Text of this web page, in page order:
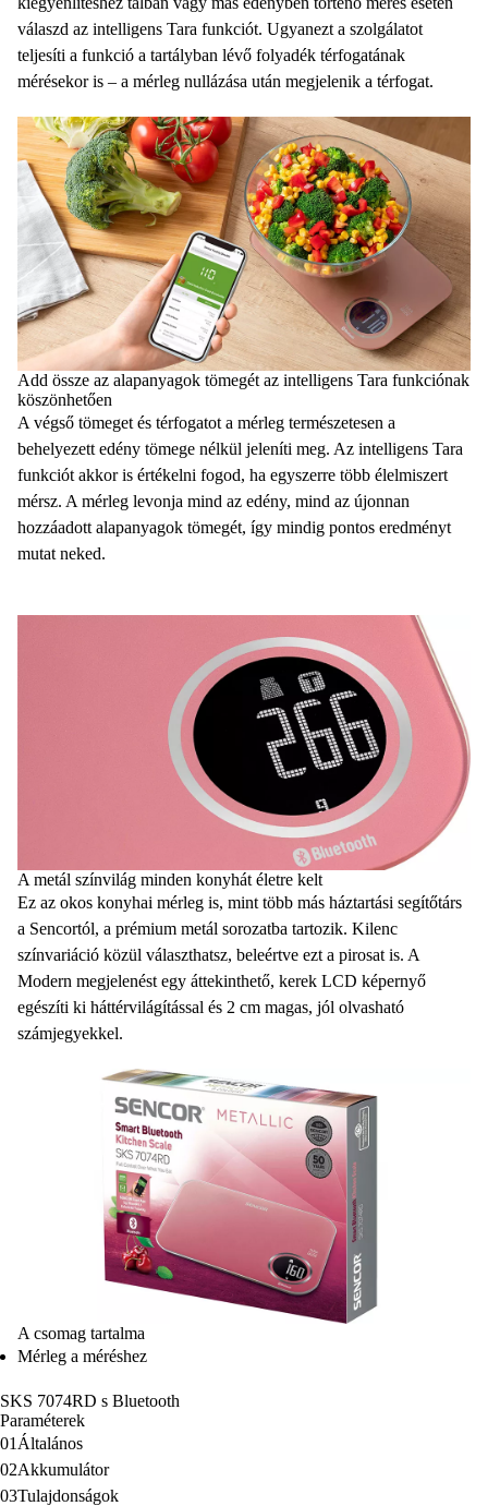
válaszd az intelligens Tara funkciót. Ugyanezt a szolgálatot
teljesíti a funkció a tartályban lévő folyadék térfogatának
mérésekor is – a mérleg nullázása után megjelenik a térfogat.
Add össze az alapanyagok tömegét az intelligens Tara funkciónak
köszönhetően
A végső tömeget és térfogatot a mérleg természetesen a
behelyezett edény tömege nélkül jeleníti meg. Az intelligens Tara
funkciót akkor is értékelni fogod, ha egyszerre több élelmiszert
mérsz. A mérleg levonja mind az edény, mind az újonnan
hozzáadott alapanyagok tömegét, így mindig pontos eredményt
mutat neked.
A metál színvilág minden konyhát életre kelt
Ez az okos konyhai mérleg is, mint több más háztartási segítőtárs
a Sencortól, a prémium metál sorozatba tartozik. Kilenc
színvariáció közül választhatsz, beleértve ezt a pirosat is. A
Modern megjelenést egy áttekinthető, kerek LCD képernyő
egészíti ki háttérvilágítással és 2 cm magas, jól olvasható
számjegyekkel.
A csomag tartalma
Mérleg a méréshez
SKS 7074RD s Bluetooth
Paraméterek
01 Általános
02Akkumulátor
03Tulajdonságok